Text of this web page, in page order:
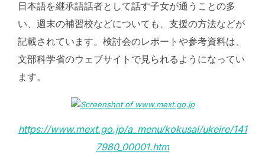
日本語を継承語話者として話す子女が通うことの多
い、週末の補習校などについても、支援の方法などが
記載されています。検討会のレポートや参考資料は、
文部科学省のウェブサイトで見られるようになってい
ます。
https://www.mext.go.jp/a_menu/kokusai/ukeire/141
7980_00001.htm